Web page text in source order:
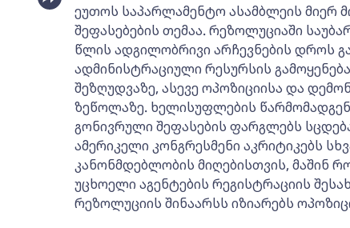
ეუთოს საპარლამენტო ასამბლეის მიერ
შეფასებების თემაა. რეზოლუციაში
წლის ადგილობრივი არჩევნების დროს
ადმინისტრაციული რესურსის
შეზღუდვაზე, ასევე ოპოზიციისა და
ზეწოლაზე. ხელისუფლების
გონივრული შეფასების ფარგლებს
ამერიკელი კონგრესმენი აკრიტიკებს
კანონმდებლობის მიღებისთვის, მაშინ
უცხოელი აგენტების რეგისტრაციის
რეზოლუციის შინაარსს იზიარებს